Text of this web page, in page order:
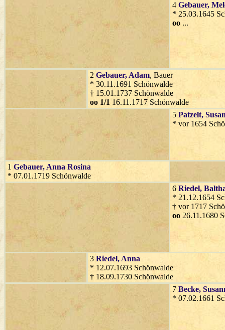
4 Gebauer,
* 25.03.1645
oo ...
2 Gebauer, Adam, Bauer
* 30.11.1691 Schönwalde
† 15.01.1737 Schönwalde
oo 1/1 16.11.1717 Schönwalde
5 Patzelt,
* vor 1654
1 Gebauer, Anna Rosina
* 07.01.1719 Schönwalde
6 Riedel,
* 21.12.1654
† vor 1717
oo 26.11.1680
3 Riedel, Anna
* 12.07.1693 Schönwalde
† 18.09.1730 Schönwalde
7 Becke,
* 07.02.1661